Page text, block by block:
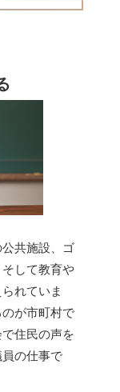
共施設、ゴ
して教育や
れていま
が市町村で
住民の声を
の仕事で